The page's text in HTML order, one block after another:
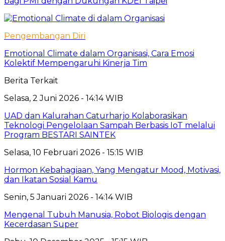
Pengembangan Diri
Emotional Climate dalam Organisasi, Cara Emosi
Kolektif Mempengaruhi Kinerja Tim
Berita Terkait
Selasa, 2 Juni 2026 - 14:14 WIB
UAD dan Kalurahan Caturharjo Kolaborasikan
Teknologi Pengelolaan Sampah Berbasis IoT melalui
Program BESTARI SAINTEK
Selasa, 10 Februari 2026 - 15:15 WIB
Hormon Kebahagiaan, Yang Mengatur Mood, Motivasi,
dan Ikatan Sosial Kamu
Senin, 5 Januari 2026 - 14:14 WIB
Mengenal Tubuh Manusia, Robot Biologis dengan
Kecerdasan Super